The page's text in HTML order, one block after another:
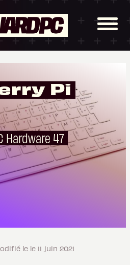
Pi
Hardware 47
le le 11 juin 2021